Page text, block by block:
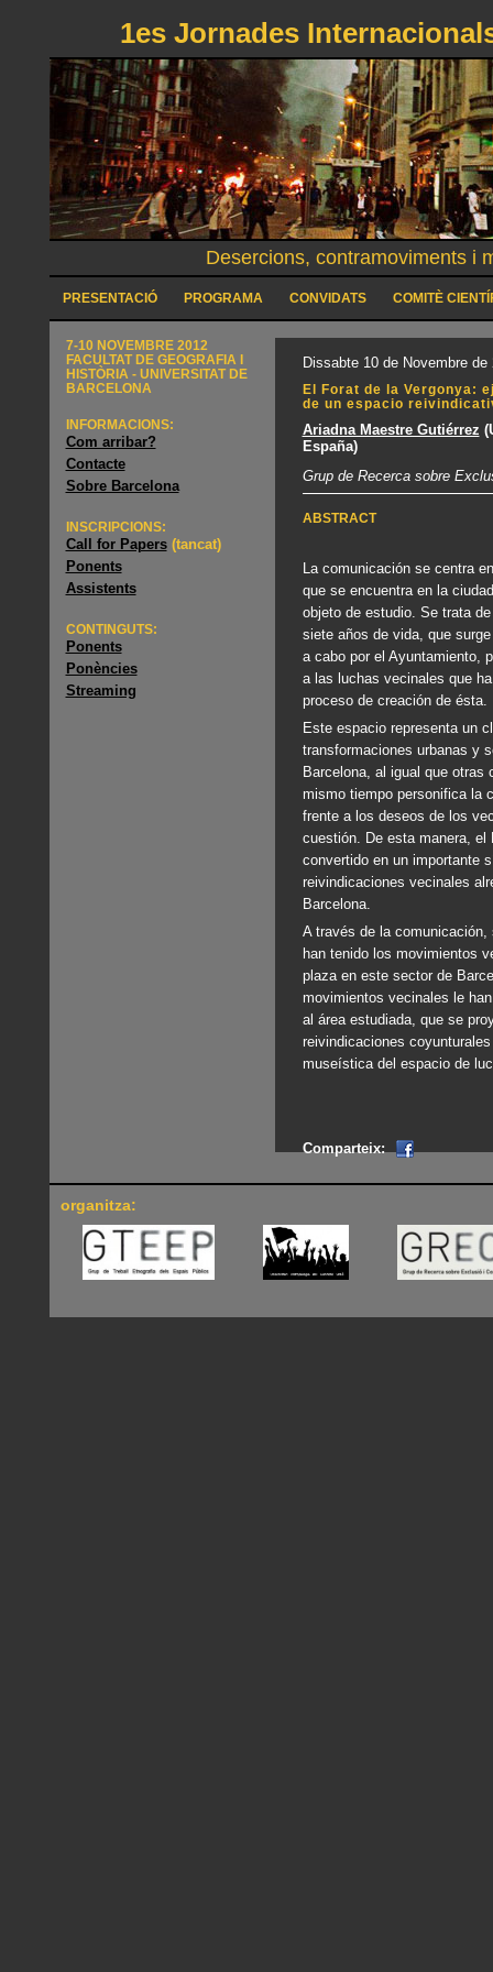
1es Jornades
Desercions, contramoviments i
PRESENTACIÓ PROGRAMA CONVIDATS COMITÈ
7-10 NOVEMBRE 2012
FACULTAT DE GEOGRAFIA I
HISTÒRIA - UNIVERSITAT DE
BARCELONA
INFORMACIONS:
Com arribar?
Contacte
Sobre Barcelona
INSCRIPCIONS:
Call for Papers (tancat)
Ponents
Assistents
CONTINGUTS:
Ponents
Ponències
Streaming
Dissabte 10 de Novembre de
El Forat de la Vergonya:
de un espacio
Ariadna Maestre Gutiérrez
España)
Grup de Recerca sobre
ABSTRACT
La comunicación se centra
que se encuentra en la
objeto de estudio. Se trata
siete años de vida, que
a cabo por el Ayuntamiento,
a las luchas vecinales que
proceso de creación de ésta.
Este espacio representa un
transformaciones urbanas y
Barcelona, al igual que
mismo tiempo personifica la
frente a los deseos de los
cuestión. De esta manera, el
convertido en un importante
reivindicaciones vecinales
Barcelona.
A través de la
han tenido los movimientos
plaza en este sector de
movimientos vecinales le
al área estudiada, que se
reivindicaciones
museística del espacio de
Comparteix:
organitza: